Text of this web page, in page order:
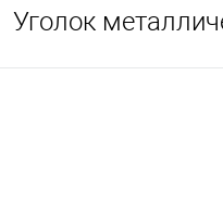
Уголок